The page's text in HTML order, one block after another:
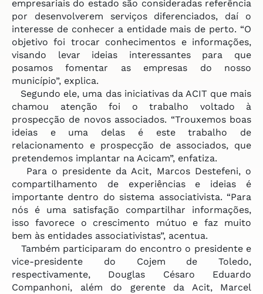
empresariais do estado são consideradas referência
por desenvolverem serviços diferenciados, daí o
interesse de conhecer a entidade mais de perto. “O
objetivo foi trocar conhecimentos e informações,
visando levar ideias interessantes para que
posamos fomentar as empresas do nosso
município”, explica.
Segundo ele, uma das iniciativas da ACIT que mais
chamou atenção foi o trabalho voltado à
prospecção de novos associados. “Trouxemos boas
ideias e uma delas é este trabalho de
relacionamento e prospecção de associados, que
pretendemos implantar na Acicam”, enfatiza.
Para o presidente da Acit, Marcos Destefeni, o
compartilhamento de experiências e ideias é
importante dentro do sistema associativista. “Para
nós é uma satisfação compartilhar informações,
isso favorece o crescimento mútuo e faz muito
bem às entidades associativistas”, acentua.
Também participaram do encontro o presidente e
vice-presidente do Cojem de Toledo,
respectivamente, Douglas Césaro Eduardo
Companhoni, além do gerente da Acit, Marcel